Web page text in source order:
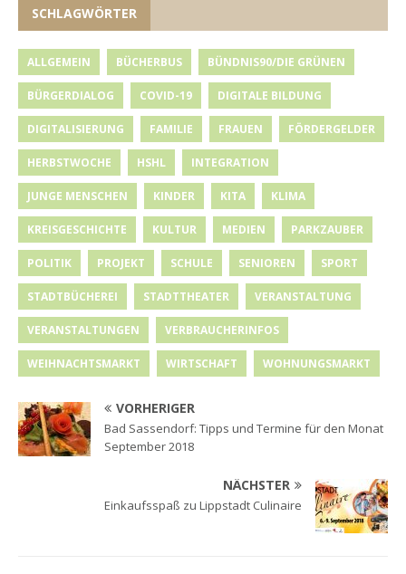
SCHLAGWÖRTER
ALLGEMEIN BÜCHERBUS BÜNDNIS90/DIE GRÜNEN
BÜRGERDIALOG COVID-19 DIGITALE BILDUNG
DIGITALISIERUNG FAMILIE FRAUEN FÖRDERGELDER
HERBSTWOCHE HSHL INTEGRATION
JUNGE MENSCHEN KINDER KITA KLIMA
KREISGESCHICHTE KULTUR MEDIEN PARKZAUBER
POLITIK PROJEKT SCHULE SENIOREN SPORT
STADTBÜCHEREI STADTTHEATER VERANSTALTUNG
VERANSTALTUNGEN VERBRAUCHERINFOS
WEIHNACHTSMARKT WIRTSCHAFT WOHNUNGSMARKT
VORHERIGER
Bad Sassendorf: Tipps und Termine für den Monat
September 2018
NÄCHSTER
Einkaufsspaß zu Lippstadt Culinaire